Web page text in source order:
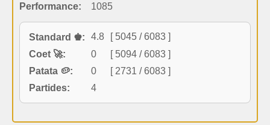
Performance:
1085
Standard ♚: 4.8
[ 5045 / 6083 ]
Coet 🚀:
0
[ 5094 / 6083 ]
Patata 🥔:
0
[ 2731 / 6083 ]
Partides:
4